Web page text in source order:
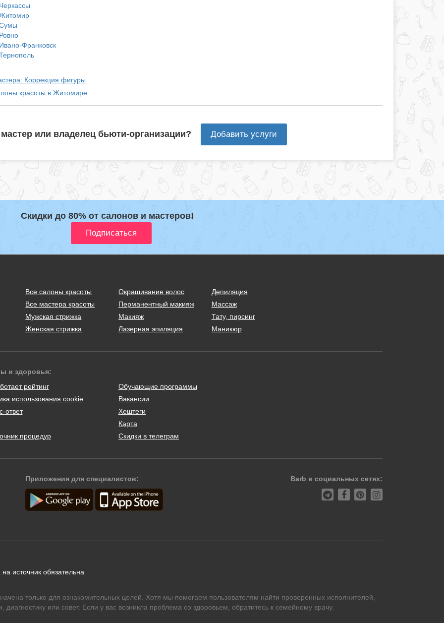
Франковск
Коррекция фигуры
красоты в Житомире
или владелец бьюти-организации? Добавить услуги
Скидки до 80% от салонов и мастеров!
Все салоны красоты
Все мастера красоты
Мужская стрижка
Женская стрижка
Окрашивание волос
Перманентный макияж
Макияж
Лазерная эпиляция
Депиляция
Массаж
Тату, пирсинг
Маникюр
и здоровья:
рейтинг
использования cookie
ответ
процедур
Обучающие программы
Вакансии
Хештеги
Карта
Скидки в телеграм
Приложения для специалистов: Barb в социальных сетях:
источник обязательна
только для ознакомительных целей. Хотя мы помогаем пользователям найти проверенных исполнителей,
или совет. Если у вас возникла проблема со здоровьем, обратитесь к семейному врачу.